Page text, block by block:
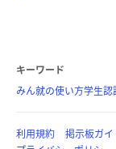
キーワード
みん就の使い方学生認
利用規約 掲示板ガ